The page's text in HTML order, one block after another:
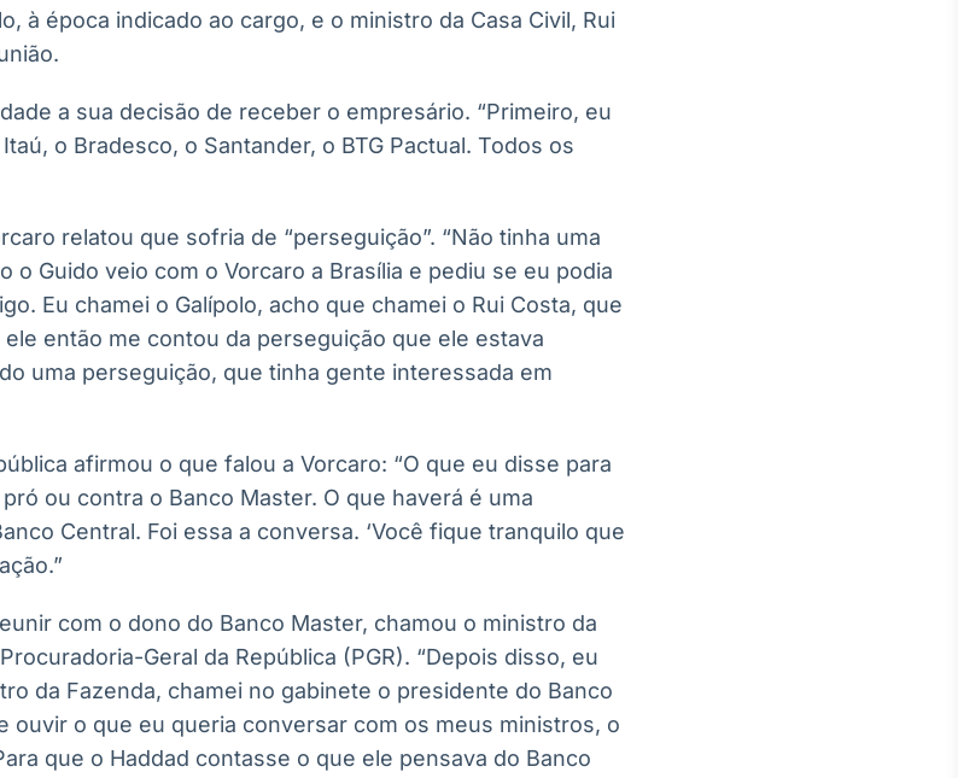
à época indicado ao cargo, e o ministro da Casa Civil, Rui
a sua decisão de receber o empresário. “Primeiro, eu
o Bradesco, o Santander, o BTG Pactual. Todos os
relatou que sofria de “perseguição”. “Não tinha uma
o Guido veio com o Vorcaro a Brasília e pediu se eu podia
Eu chamei o Galípolo, acho que chamei o Rui Costa, que
então me contou da perseguição que ele estava
uma perseguição, que tinha gente interessada em
afirmou o que falou a Vorcaro: “O que eu disse para
ou contra o Banco Master. O que haverá é uma
Central. Foi essa a conversa. ‘Você fique tranquilo que
com o dono do Banco Master, chamou o ministro da
Geral da República (PGR). “Depois disso, eu
da Fazenda, chamei no gabinete o presidente do Banco
ouvir o que eu queria conversar com os meus ministros, o
que o Haddad contasse o que ele pensava do Banco